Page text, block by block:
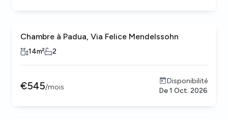
Chambre à Padua, Via Felice Mendelssohn
14m² 2
€545/mois
Disponibilité
De1 Oct. 2026